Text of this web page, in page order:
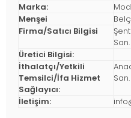
Marka:
Menşei
Firma/Satıcı Bilgisi
Üretici Bilgisi:
İthalatçı/Yetkili
Temsilci/İfa Hizmet
Sağlayıcı:
İletişim: